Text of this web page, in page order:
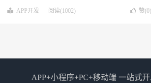
插件定制开发,17年软件开发经验!
APP开发 阅读(1002) 赞(0)
APP+小程序+PC+移动端 一站式